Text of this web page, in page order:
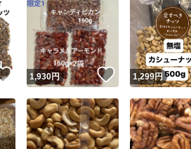
いいね！
1,930円 いいね！
1,299円